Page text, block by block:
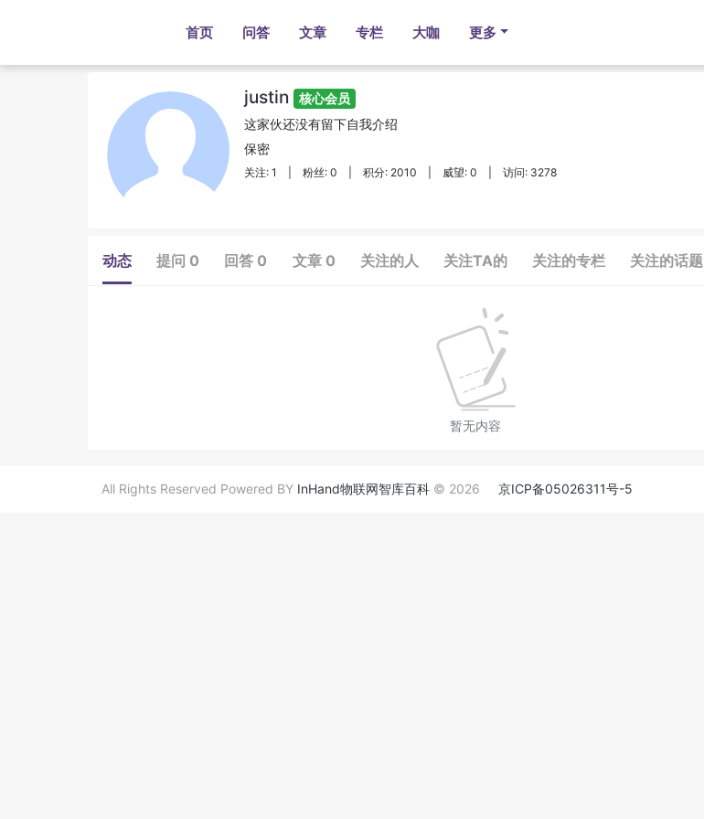
首页 问答 文章 专栏 大咖 更多
justin
核心会员
这家伙还没有留下自我介绍
保密
关注: 1 粉丝: 0 积分: 2010 威望: 0 访问: 3278
动态 提问 0 回答 0 文章 0 关注的人 关注TA的 关注的专栏 关注的话题
暂无内容
All Rights Reserved Powered BY InHand物联网智库百科 © 2026 京ICP备05026311号-5